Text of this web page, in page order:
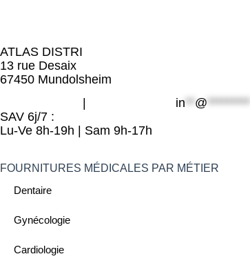
ATLAS DISTRI
13 rue Desaix
67450 Mundolsheim
in**@*********
SAV 6j/7 :
Lu-Ve 8h-19h | Sam 9h-17h
FOURNITURES MÉDICALES PAR MÉTIER
Dentaire
Gynécologie
Cardiologie